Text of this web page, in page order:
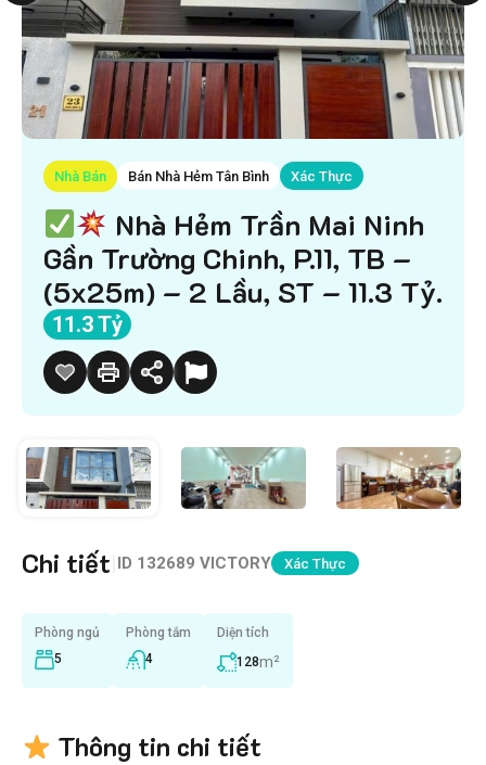
Nhà Bán Bán Nhà Hẻm Tân Bình Xác Thực
Nhà Hẻm Trần Mai Ninh
Gần Trường Chinh, P.11, TB –
(5x25m) – 2 Lầu, ST – 11.3 Tỷ.
11.3 Tỷ
Chi tiết ID 132689 VICTORY Xác Thực
Phòng ngủ
5
Phòng tắm
4
Diện tích
128m²
Thông tin chi tiết